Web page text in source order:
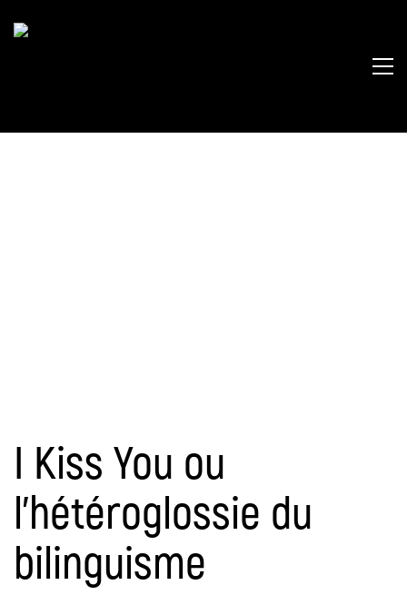
I Kiss You ou
l’hétéroglossie du
bilinguisme